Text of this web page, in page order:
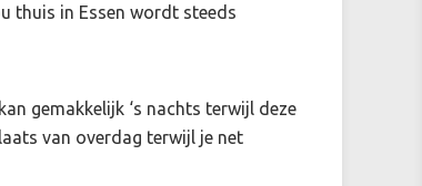
thuis in Essen wordt steeds
gemakkelijk ‘s nachts terwijl deze
van overdag terwijl je net